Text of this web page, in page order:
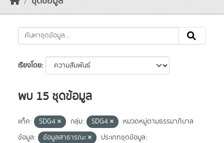
เรียงโดย
พบ 15 ชุดข้อมูล
แท็ค: SDG4 กลุ่ม: SDG4
หมวดหมู่ตามธรรมาภิบาล
ข้อมูล:
ข้อมูลสาธารณะ
ประเภทชุดข้อมูล: